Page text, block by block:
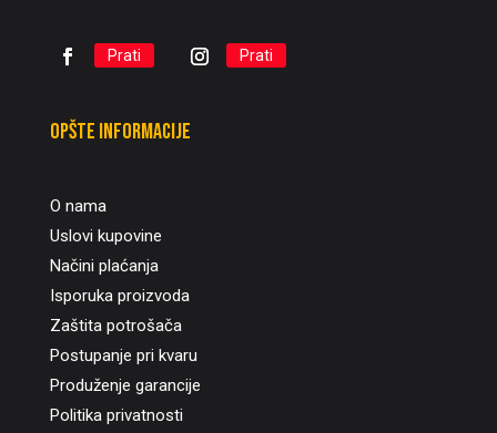
Prati Prati
Opšte informacije
O nama
Uslovi kupovine
Načini plaćanja
Isporuka proizvoda
Zaštita potrošača
Postupanje pri kvaru
Produženje garancije
Politika privatnosti